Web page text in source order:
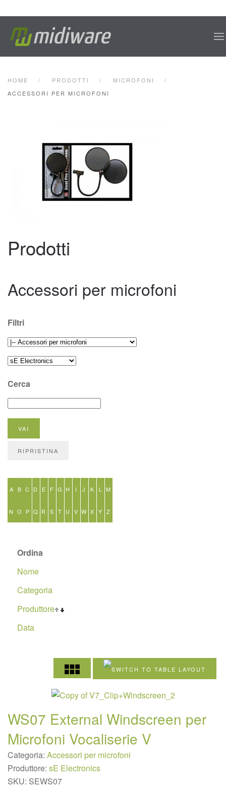
HOME PRODOTTI
MICROFONI
ACCESSORI PER MICROFONI
Prodotti
Accessori per microfoni
Filtri
Cerca
A B C D E F G H I J K L M
N O P Q R S T U V W X Y Z
Ordina
Nome
Categoria
Produttore
Data
WS07 External Windscreen per
Microfoni Vocaliserie V
Categoria: Accessori per microfoni
Produttore: sE Electronics
SKU: SEWS07